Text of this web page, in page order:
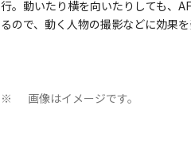
行。動いたり横を向いたりしても、
るので、動く人物の撮影などに効果を
※ 画像はイメージです。